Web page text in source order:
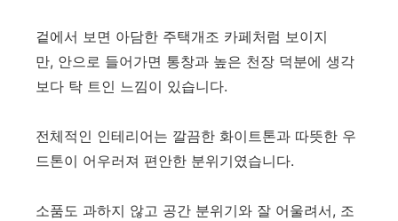
겉에서 보면 아담한 주택개조 카페처럼 보이지
만, 안으로 들어가면 통창과 높은 천장 덕분에 생각
보다 탁 트인 느낌이 있습니다.
전체적인 인테리어는 깔끔한 화이트톤과 따뜻한 우
드톤이 어우러져 편안한 분위기였습니다.
소품도 과하지 않고 공간 분위기와 잘 어울려서, 조